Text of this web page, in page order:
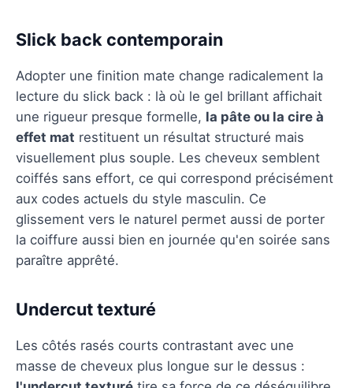
Slick back contemporain
Adopter une finition mate change radicalement la
lecture du slick back : là où le gel brillant affichait
une rigueur presque formelle, la pâte ou la cire à
effet mat restituent un résultat structuré mais
visuellement plus souple. Les cheveux semblent
coiffés sans effort, ce qui correspond précisément
aux codes actuels du style masculin. Ce
glissement vers le naturel permet aussi de porter
la coiffure aussi bien en journée qu'en soirée sans
paraître apprêté.
Undercut texturé
Les côtés rasés courts contrastant avec une
masse de cheveux plus longue sur le dessus :